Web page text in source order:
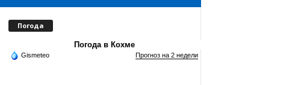
Погода
Погода в Кохме
Gismeteo Прогноз на 2 недели